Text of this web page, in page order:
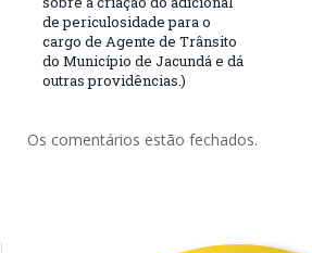
de periculosidade para o
cargo de Agente de Trânsito
do Município de Jacundá e dá
outras providências.)
Os comentários estão fechados.